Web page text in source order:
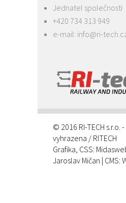
Jednatel společnosti
+420 734 313 949
e-mail: info@ri-
© 2016 RI-TECH s.r.o.
vyhrazena / RITECH
Grafika, CSS:
Jaroslav Mičan | CMS: